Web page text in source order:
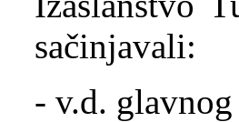
sačinjavali:
- v.d.